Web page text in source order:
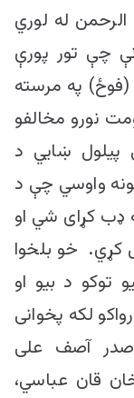
الرحمن له لوري
چې تور پورې
(فوځ) په مرسته
نورو مخالفو
پیلول ښايي د
واوسي چې د
ډب کړای شي او
کړي. خو بلخوا
توکو د بیو او
لکه پخوانی
صدر آصف علی
قان عباسي،